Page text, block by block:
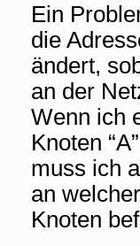
Ein
die
ändert,
an der
Wenn ich
Knoten
muss ich
an
Knoten